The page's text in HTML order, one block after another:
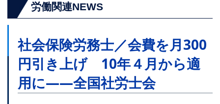
労働関連NEWS
社会保険労務士／会費を月300
円引き上げ 10年４月から適
用に――全国社労士会